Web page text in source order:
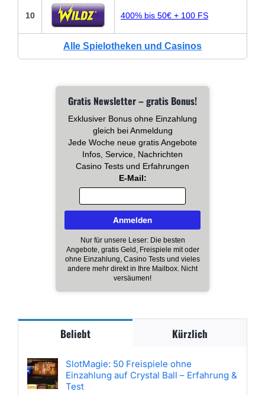
10 400% bis 50€ + 100 FS
Alle Spielotheken und Casinos
Gratis Newsletter – gratis Bonus!
Exklusiver Bonus ohne Einzahlung
gleich bei Anmeldung
Jede Woche neue gratis Angebote
Infos, Service, Nachrichten
Casino Tests und Erfahrungen
E-Mail:
Nur für unsere Leser: Die besten
Angebote, gratis Geld, Freispiele mit oder
ohne Einzahlung, Casino Tests und vieles
andere mehr direkt in Ihre Mailbox. Nicht
versäumen!
Beliebt Kürzlich
SlotMagie: 50 Freispiele ohne
Einzahlung auf Crystal Ball – Erfahrung &
Test